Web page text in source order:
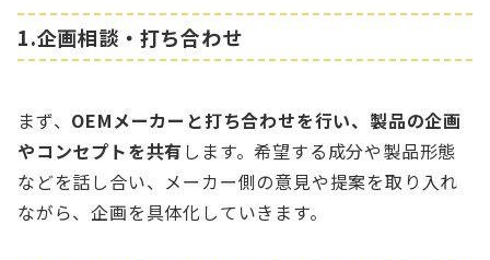
1.企画相談・打ち合わせ
まず、 OEMメーカーと打ち合わせを行い、製品の企画
やコンセプトを共有します。希望する成分や製品形態
などを話し合い、メーカー側の意見や提案を取り入れ
ながら、企画を具体化していきます。